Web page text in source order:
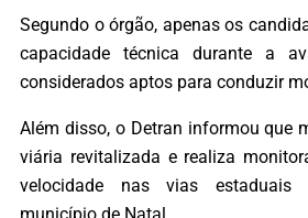
Segundo o órgão, apenas os
capacidade técnica durante a
considerados aptos para conduzir
Além disso, o Detran informou que
viária revitalizada e realiza
velocidade nas vias estaduais